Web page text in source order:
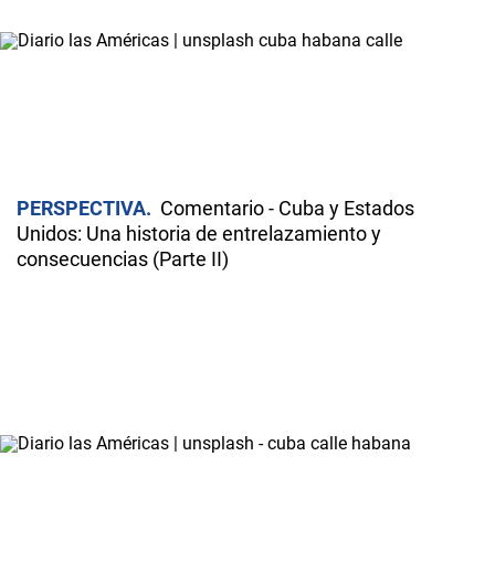
PERSPECTIVA
Comentario - Cuba y Estados
Unidos: Una historia de entrelazamiento y
consecuencias (Parte II)